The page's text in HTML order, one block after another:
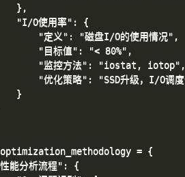
},
"I/O使用率": {
"定义": "磁盘I/O的使用情况",
"目标值": "< 80%",
"监控方法": "iostat, iotop",
"优化策略": "SSD升级，I/O调
}
= {
能分析流程": {